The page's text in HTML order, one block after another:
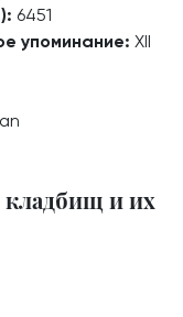
6451
упоминание: XII
и их